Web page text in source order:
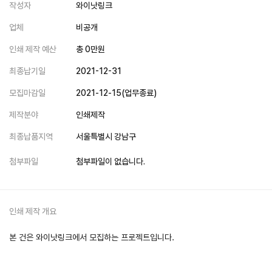
작성자 와이낫링크
업체 비공개
인쇄 제작 예산 총0만원
최종납기일 2021-12-31
모집마감일 2021-12-15(업무종료)
제작분야 인쇄제작
최종납품지역 서울특별시 강남구
첨부파일 첨부파일이 없습니다.
인쇄 제작 개요
본 건은 와이낫링크에서 모집하는 프로젝트입니다.